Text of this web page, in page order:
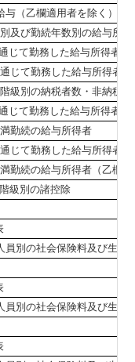
（乙欄適用者を除く）
及び勤続年数別の給与所得
じて勤務した給与所得者
じて勤務した給与所得者（
級別の納税者数・非納税者
じて勤務した給与所得者
勤続の給与所得者
じて勤務した給与所得者（
勤続の給与所得者（乙欄適
級別の諸控除
別の社会保険料及び生命
別の社会保険料及び生命